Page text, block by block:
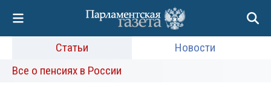
Статьи
Новости
Все о пенсиях в России